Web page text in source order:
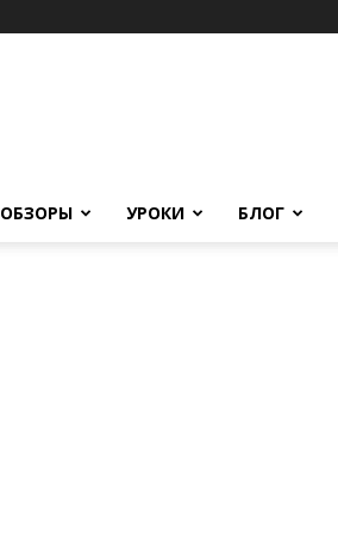
ОБЗОРЫ УРОКИ БЛОГ